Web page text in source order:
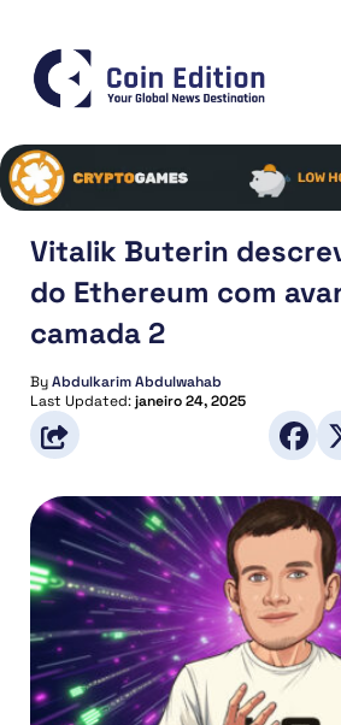
Vitalik Buterin
do Ethereum com
camada 2
ByAbdulkarim Abdulwahab
Last Updated:janeiro 24, 2025